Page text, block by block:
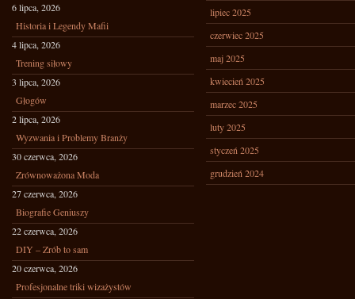
6 lipca, 2026
Historia i Legendy Mafii
4 lipca, 2026
Trening siłowy
3 lipca, 2026
Głogów
2 lipca, 2026
Wyzwania i Problemy Branży
30 czerwca, 2026
Zrównoważona Moda
27 czerwca, 2026
Biografie Geniuszy
22 czerwca, 2026
DIY – Zrób to sam
20 czerwca, 2026
Profesjonalne triki wizażystów
lipiec 2025
czerwiec 2025
maj 2025
kwiecień 2025
marzec 2025
luty 2025
styczeń 2025
grudzień 2024